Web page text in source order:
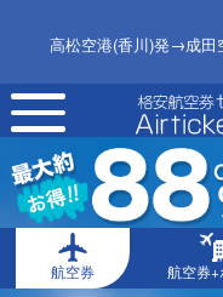
高松空港(香川)発→成田
toggle
navigation
航空券 航空券